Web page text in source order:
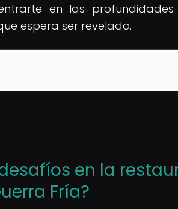
en las
espera ser revelado.
en la
Fría?